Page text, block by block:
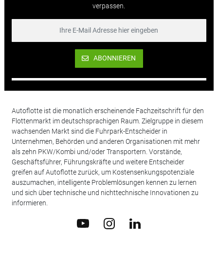
verpassen.
ABONNIEREN
Autoflotte ist die monatlich erscheinende Fachzeitschrift für den
Flottenmarkt im deutschsprachigen Raum. Zielgruppe in diesem
wachsenden Markt sind die Fuhrpark-Entscheider in
Unternehmen, Behörden und anderen Organisationen mit mehr
als zehn PKW/Kombi und/oder Transportern. Vorstände,
Geschäftsführer, Führungskräfte und weitere Entscheider
greifen auf Autoflotte zurück, um Kostensenkungspotenziale
auszumachen, intelligente Problemlösungen kennen zu lernen
und sich über technische und nichttechnische Innovationen zu
informieren.